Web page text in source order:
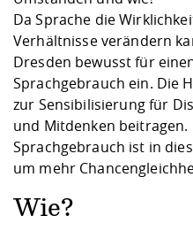
Da Sprache die
Verhältnisse verändern
Dresden bewusst für
Sprachgebrauch ein. Die
zur Sensibilisierung für
und Mitdenken
Sprachgebrauch ist in
um mehr
Wie?